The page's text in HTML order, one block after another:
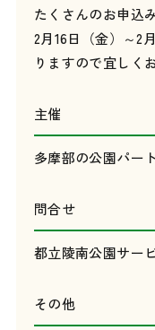
たくさんのお申込
2月16日（金）～2
りますので宜しく
主催
多摩部の公園パー
問合せ
都立陵南公園サー
その他